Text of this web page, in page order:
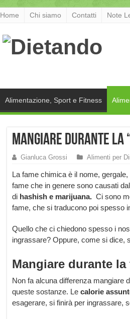
Home Chi siamo Contatti Note
Alimentazione, Sport e Fitness
Mangiare durante la
Gianluca Grossi Alimenti per
La fame chimica è il nome,
fame che in genere sono causati
di hashish e marijuana. Ci sono
fame, che si traducono poi spesso
Quello che ci chiedono spesso i
ingrassare? Oppure, come si dice,
Mangiare durante
Non fa alcuna differenza mangiare
queste sostanze. Le calorie
esagerare, si finirà per ingrassare,